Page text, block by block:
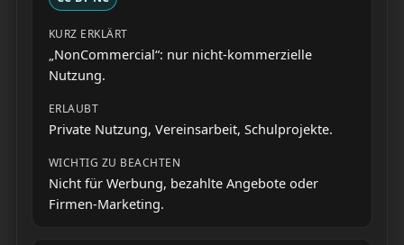
„NonCommercial“: nur nicht-kommerzielle
Nutzung.
Private Nutzung, Vereinsarbeit, Schulprojekte.
Nicht für Werbung, bezahlte Angebote oder
Firmen-Marketing.